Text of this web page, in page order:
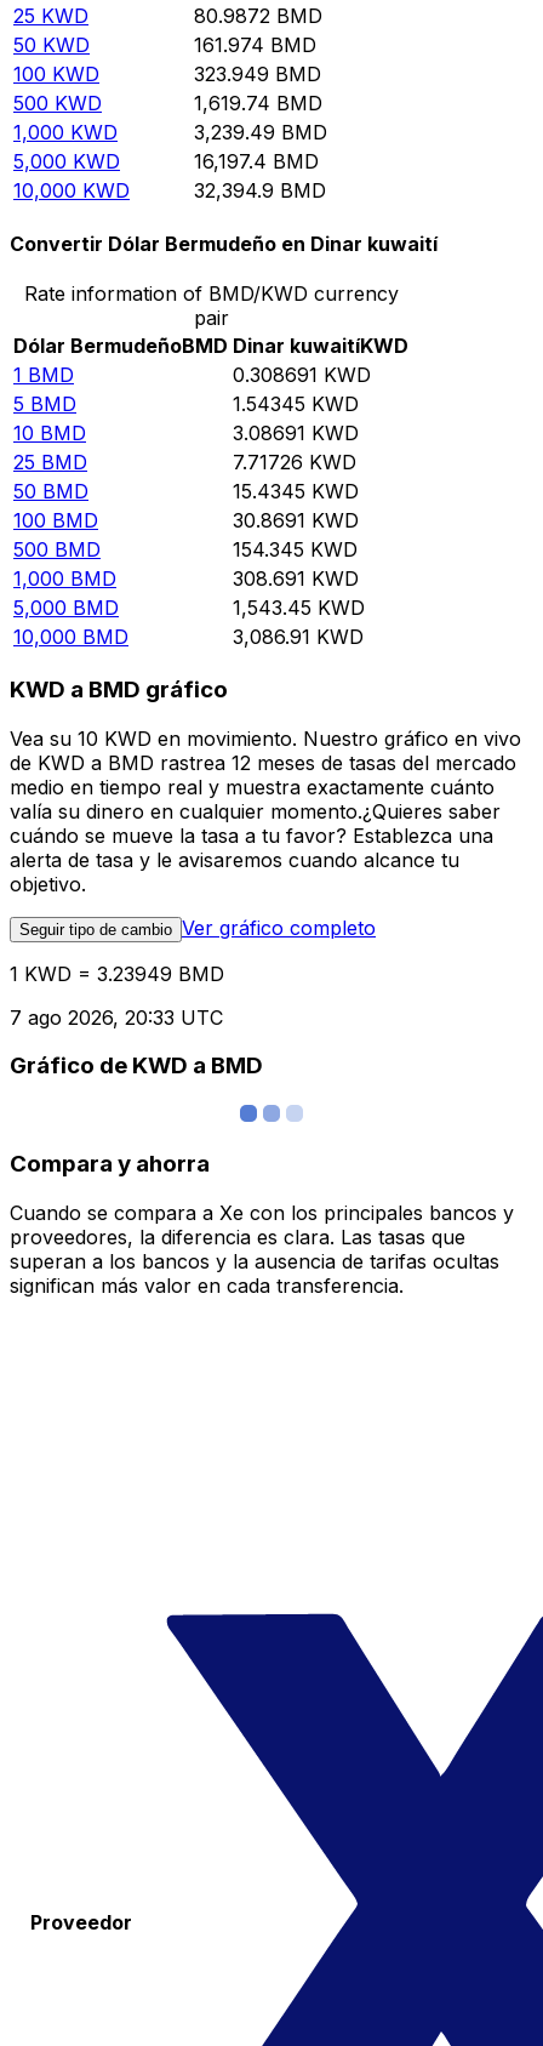
25 KWD 80.9872 BMD
50 KWD 161.974 BMD
100 KWD 323.949 BMD
500 KWD 1,619.74 BMD
1,000 KWD 3,239.49 BMD
5,000 KWD 16,197.4 BMD
10,000 KWD 32,394.9 BMD
Convertir Dólar Bermudeño en Dinar kuwaití
Rate information of BMD/KWD currency
pair
Dólar BermudeñoBMD Dinar kuwaitíKWD
1 BMD 0.308691 KWD
5 BMD 1.54345 KWD
10 BMD 3.08691 KWD
25 BMD 7.71726 KWD
50 BMD 15.4345 KWD
100 BMD 30.8691 KWD
500 BMD 154.345 KWD
1,000 BMD 308.691 KWD
5,000 BMD 1,543.45 KWD
10,000 BMD 3,086.91 KWD
KWD a BMD gráfico
Vea su 10 KWD en movimiento. Nuestro gráfico en vivo
de KWD a BMD rastrea 12 meses de tasas del mercado
medio en tiempo real y muestra exactamente cuánto
valía su dinero en cualquier momento.¿Quieres saber
cuándo se mueve la tasa a tu favor? Establezca una
alerta de tasa y le avisaremos cuando alcance tu
objetivo.
Seguir tipo de cambio Ver gráfico completo
1 KWD = 3.23949 BMD
7 ago 2026, 20:33 UTC
Gráfico de KWD a BMD
Compara y ahorra
Cuando se compara a Xe con los principales bancos y
proveedores, la diferencia es clara. Las tasas que
superan a los bancos y la ausencia de tarifas ocultas
significan más valor en cada transferencia.
Proveedor